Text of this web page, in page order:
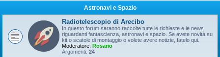
Astronavi e Spazio
Radiotelescopio di Arecibo
In questo forum saranno raccolte tutte le richieste e le news
riguardanti fantascienza, astronavi e spazio. Se avete novità su
kit o scatole di montaggio o volete avere notizie, fatelo qui.
Moderatore: Rosario
Argomenti: 24